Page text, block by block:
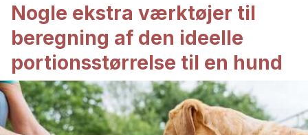
Nogle ekstra værktøjer til
beregning af den ideelle
portionsstørrelse til en hund